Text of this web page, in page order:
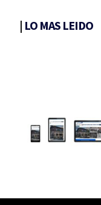
| LO MAS LEIDO